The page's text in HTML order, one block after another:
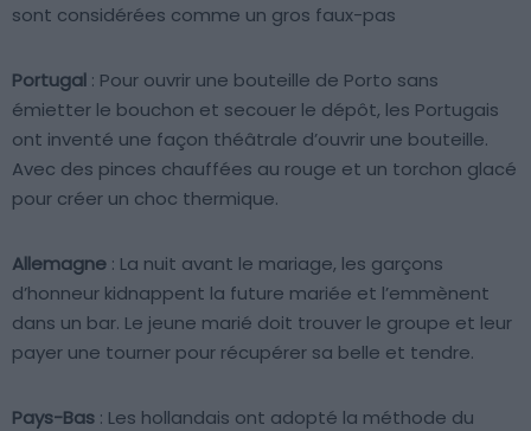
sont considérées comme un gros faux-pas
Portugal : Pour ouvrir une bouteille de Porto sans
émietter le bouchon et secouer le dépôt, les Portugais
ont inventé une façon théâtrale d’ouvrir une bouteille.
Avec des pinces chauffées au rouge et un torchon glacé
pour créer un choc thermique.
Allemagne : La nuit avant le mariage, les garçons
d’honneur kidnappent la future mariée et l’emmènent
dans un bar. Le jeune marié doit trouver le groupe et leur
payer une tourner pour récupérer sa belle et tendre.
Pays-Bas : Les hollandais ont adopté la méthode du